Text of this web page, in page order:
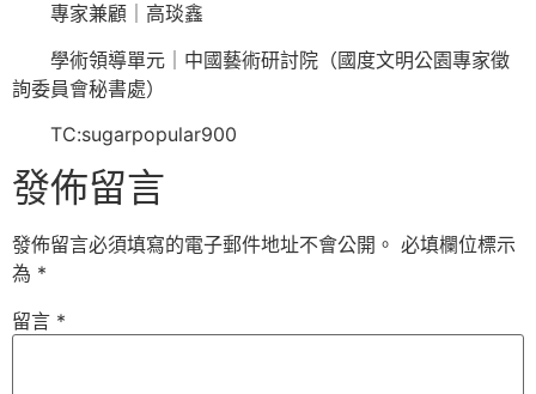
專家兼顧｜高琰鑫
學術領導單元｜中國藝術研討院（國度文明公園專家徵
詢委員會秘書處）
TC:sugarpopular900
發佈留言
發佈留言必須填寫的電子郵件地址不會公開。 必填欄位標示
為 *
留言 *